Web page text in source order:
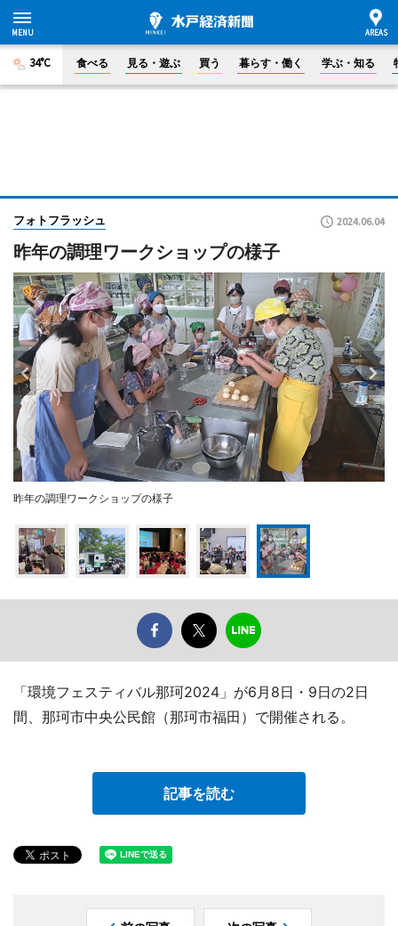
34°C 食べる 見る・遊ぶ 買う 暮らす・働く 学ぶ・知る
フォトフラッシュ 2024.06.04
昨年の調理ワークショップの様子
昨年の調理ワークショップの様子
「環境フェスティバル那珂2024」が6月8日・9日の2日
間、那珂市中央公民館（那珂市福田）で開催される。
記事を読む